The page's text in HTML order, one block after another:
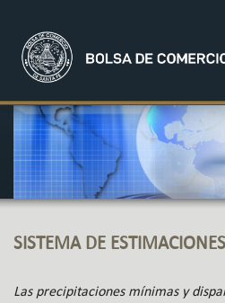
SISTEMA DE
Las precipitaciones mínimas y